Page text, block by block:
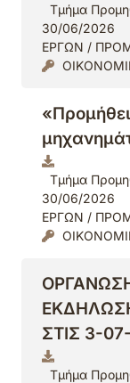
Τμήμα
30/06/2026
ΕΡΓΩΝ /
Τμήμα
30/06/2026
ΕΡΓΩΝ /
ΣΤΙΣ 3-
Τμήμα